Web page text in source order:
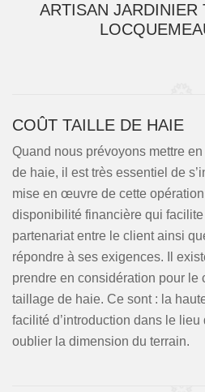
ARTISAN JARDINIER
COÛT TAILLE DE HAIE
Quand nous prévoyons mettre
de haie, il est très essentiel de
mise en œuvre de cette
disponibilité financière qui facilite
partenariat entre le client ainsi
répondre à ses exigences. Il
prendre en considération pour le
taillage de haie. Ce sont : la
facilité d’introduction dans le lieu
oublier la dimension du terrain.